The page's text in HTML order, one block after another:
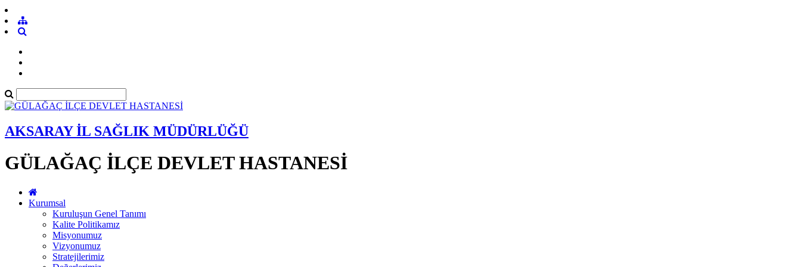
AKSARAY İL SAĞLIK MÜDÜRLÜĞÜ
GÜLAĞAÇ İLÇE DEVLET HASTANESİ
Kurumsal
Kuruluşun Genel Tanımı
Kalite Politikamız
Misyonumuz
Vizyonumuz
Stratejilerimiz